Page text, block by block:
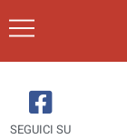
SEGUICI SU